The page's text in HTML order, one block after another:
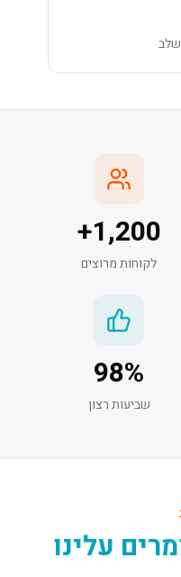
שלב
1,200
+
לקוחות מרוצים
98%
שביעות רצון
עלינו